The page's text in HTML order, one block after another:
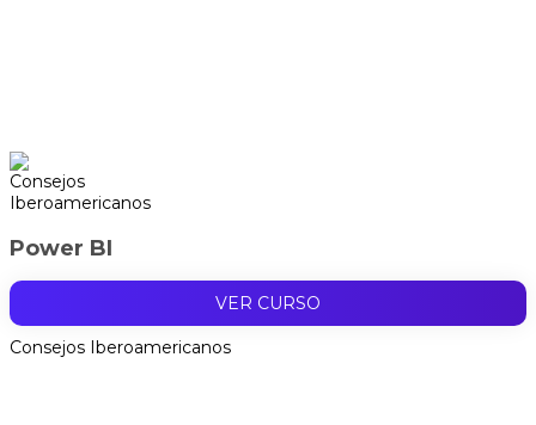
Power BI
VER CURSO
Consejos Iberoamericanos